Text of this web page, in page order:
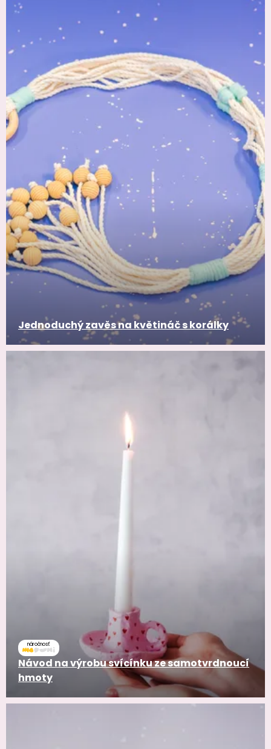
Jednoduchý zavěs na květináč s korálky
náročnosť
Návod na výrobu svícínku ze samotvrdnoucí
hmoty